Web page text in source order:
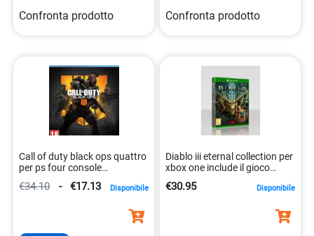
Confronta prodotto Confronta prodotto
Call of duty black ops quattro
per ps four console
€34.10 - €17.13 Disponibile
Diablo iii eternal collection per
xbox one include il gioco
€30.95 Disponibile